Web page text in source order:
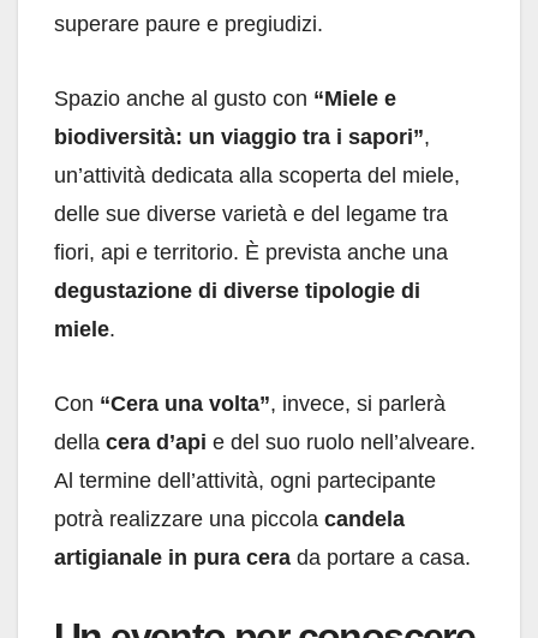
superare paure e pregiudizi.
Spazio anche al gusto con “Miele e
biodiversità: un viaggio tra i sapori”,
un’attività dedicata alla scoperta del miele,
delle sue diverse varietà e del legame tra
fiori, api e territorio. È prevista anche una
degustazione di diverse tipologie di
miele.
Con “Cera una volta”, invece, si parlerà
della cera d’api e del suo ruolo nell’alveare.
Al termine dell’attività, ogni partecipante
potrà realizzare una piccola candela
artigianale in pura cera da portare a casa.